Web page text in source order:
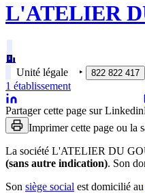
L'ATELIER
Unité légale ‣ 822 822 417
1 établissement
Partager cette page sur Linkedin
Imprimer cette page ou la
La société L'ATELIER DU
(sans autre indication). Son
Son siège social est domicilié au